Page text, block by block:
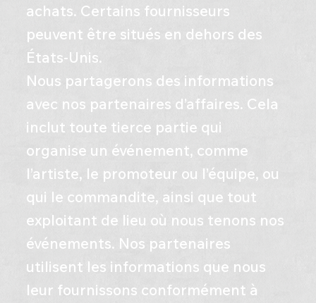
achats. Certains fournisseurs
peuvent être situés en dehors des
États-Unis.
Nous partagerons des informations
avec nos partenaires d’affaires. Cela
inclut toute tierce partie qui
organise un événement, comme
l’artiste, le promoteur ou l’équipe, ou
qui le commandite, ainsi que tout
exploitant de lieu où nous tenons nos
événements. Nos partenaires
utilisent les informations que nous
leur fournissons conformément à